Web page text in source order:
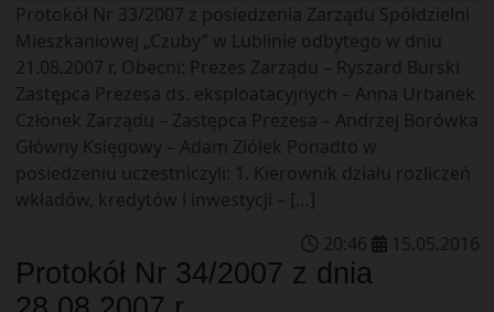
Protokół Nr 33/2007 z posiedzenia Zarządu Spółdzielni
Mieszkaniowej „Czuby” w Lublinie odbytego w dniu
21.08.2007 r. Obecni: Prezes Zarządu – Ryszard Burski
Zastępca Prezesa ds. eksploatacyjnych – Anna Urbanek
Członek Zarządu – Zastępca Prezesa – Andrzej Borówka
Główny Księgowy – Adam Ziółek Ponadto w
posiedzeniu uczestniczyli: 1. Kierownik działu rozliczeń
wkładów, kredytów i inwestycji – […]
20:46 15.05.2016
Protokół Nr 34/2007 z dnia